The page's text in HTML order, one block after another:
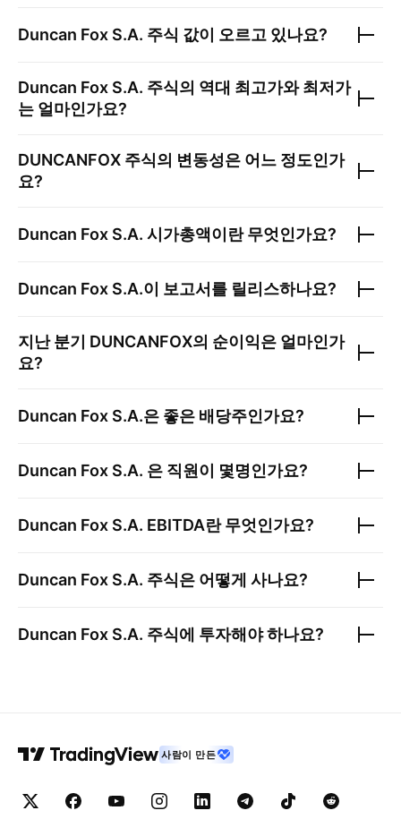
Duncan Fox S.A. 주식 값이 오르고 있나요?
Duncan Fox S.A. 주식의 역대 최고가와 최저가
는 얼마인가요?
DUNCANFOX 주식의 변동성은 어느 정도인가
요?
Duncan Fox S.A. 시가총액이란 무엇인가요?
Duncan Fox S.A.이 보고서를 릴리스하나요?
지난 분기 DUNCANFOX의 순이익은 얼마인가
요?
Duncan Fox S.A.은 좋은 배당주인가요?
Duncan Fox S.A. 은 직원이 몇명인가요?
Duncan Fox S.A. EBITDA란 무엇인가요?
Duncan Fox S.A. 주식은 어떻게 사나요?
Duncan Fox S.A. 주식에 투자해야 하나요?
사람이 만든